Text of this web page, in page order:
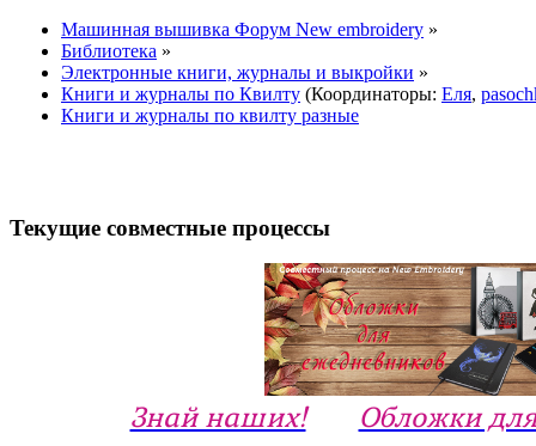
Машинная вышивка Форум New embroidery »
Библиотека »
Электронные книги, журналы и выкройки »
Книги и журналы по Квилту (Координаторы: Еля,
Книги и журналы по квилту разные
Текущие совместные процессы
Знай наших! Обложки